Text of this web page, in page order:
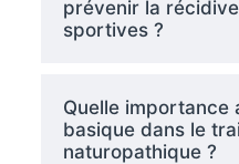
prévenir la
sportives ?
Quelle importance
basique dans le
naturopathique ?